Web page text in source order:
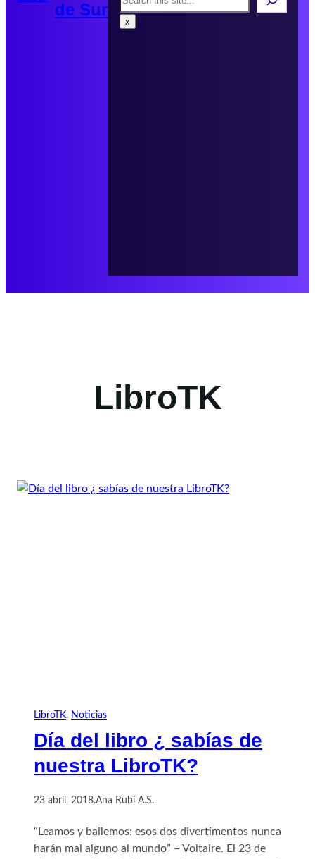
de Sur
x
LibroTK
LibroTK, Noticias
Día del libro ¿ sabías de
nuestra LibroTK?
23 abril, 2018.Ana Rubí A.S.
“Leamos y bailemos: esos dos divertimentos nunca
harán mal alguno al mundo” – Voltaire. El 23 de